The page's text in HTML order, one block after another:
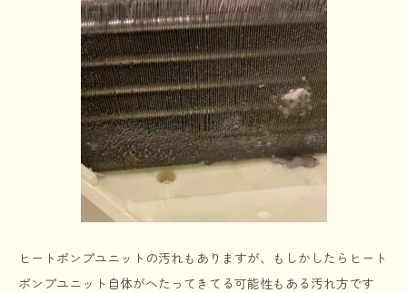
ヒートポンプユニットの汚れもありますが、もしかしたらヒート
ポンプユニット自体がへたってきてる可能性もある汚れ方です